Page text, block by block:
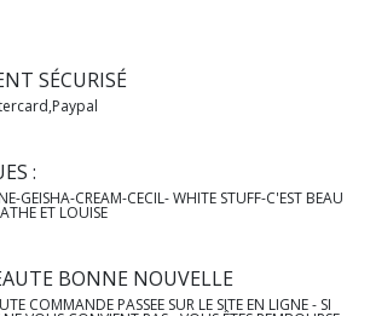
SÉCURISÉ
:
GEISHA-CREAM-CECIL- WHITE STUFF-C'EST BEAU
ET LOUISE
BONNE NOUVELLE
COMMANDE PASSEE SUR LE SITE EN LIGNE - SI